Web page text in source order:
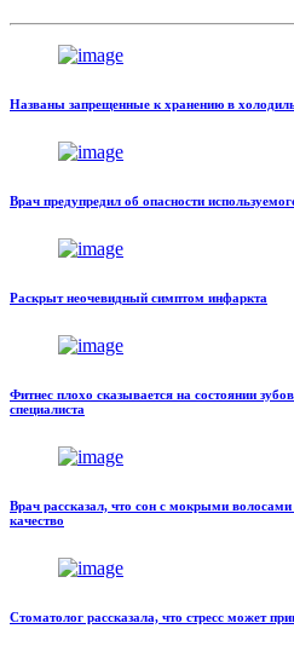
Названы запрещенные к хранению в
Врач предупредил об опасности
Раскрыт неочевидный симптом инфаркта
Фитнес плохо сказывается на состоянии
специалиста
Врач рассказал, что сон с мокрыми волосами
качество
Стоматолог рассказала, что стресс может